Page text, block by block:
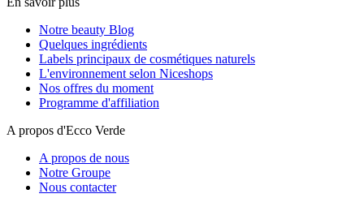
Notre beauty Blog
Quelques ingrédients
Labels principaux de cosmétiques naturels
L'environnement selon Niceshops
Nos offres du moment
Programme d'affiliation
A propos d'Ecco Verde
A propos de nous
Notre Groupe
Nous contacter